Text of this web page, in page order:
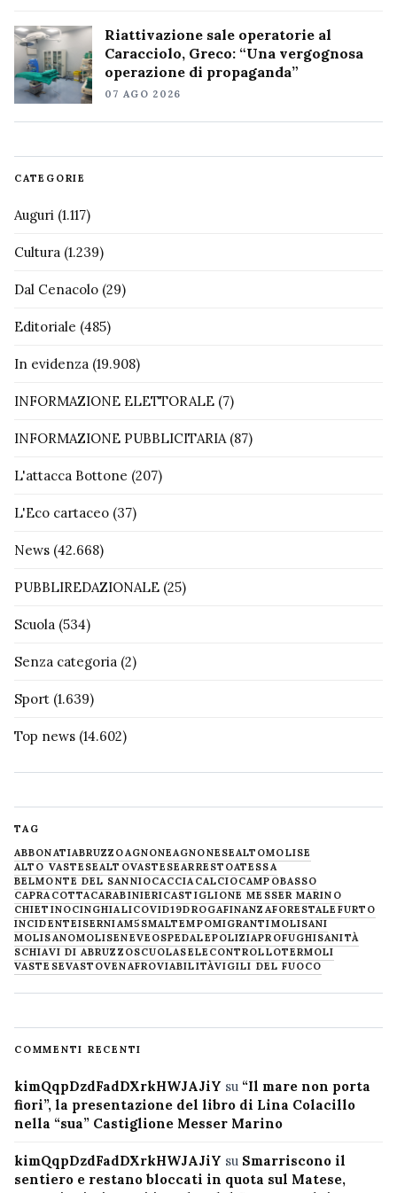
Riattivazione sale operatorie al
Caracciolo, Greco: “Una vergognosa
operazione di propaganda”
07 AGO 2026
CATEGORIE
Auguri (1.117)
Cultura (1.239)
Dal Cenacolo (29)
Editoriale (485)
In evidenza (19.908)
INFORMAZIONE ELETTORALE (7)
INFORMAZIONE PUBBLICITARIA(87)
L'attacca Bottone (207)
L'Eco cartaceo (37)
News (42.668)
PUBBLIREDAZIONALE (25)
Scuola (534)
Senza categoria (2)
Sport (1.639)
Top news (14.602)
TAG
ABBONATIABRUZZOAGNONEAGNONESEALTOMOLISE
ALTO VASTESEALTOVASTESEARRESTOATESSA
BELMONTE DEL SANNIOCACCIACALCIOCAMPOBASSO
CAPRACOTTACARABINIERICASTIGLIONE MESSER MARINO
CHIETINOCINGHIALICOVID19DROGAFINANZAFORESTALE FURTO
INCIDENTEISERNIAM5SMALTEMPOMIGRANTIMOLISANI
MOLISANOMOLISENEVE OSPEDALEPOLIZIAPROFUGHISANITÀ
SCHIAVI DI ABRUZZOSCUOLASELECONTROLLOTERMOLI
VASTESEVASTOVENAFROVIABILITÀVIGILI DEL FUOCO
COMMENTI RECENTI
kimQqpDzdFadDXrkHWJAJiY su “Il mare non porta
fiori”, la presentazione del libro di Lina Colacillo
nella “sua” Castiglione Messer Marino
kimQqpDzdFadDXrkHWJAJiY su Smarriscono il
sentiero e restano bloccati in quota sul Matese,